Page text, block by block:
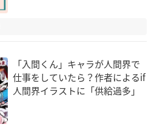
「入間くん」キャラが人間界で
仕事をしていたら？作者によるif
人間界イラストに「供給過多」